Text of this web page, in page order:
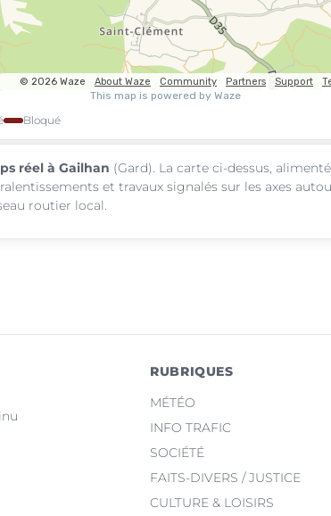
Bloqué
réel à Gailhan (Gard). La carte ci-dessus,
et travaux signalés sur les axes
routier local.
RUBRIQUES
MÉTÉO
INFO TRAFIC
SOCIÉTÉ
FAITS-DIVERS / JUSTICE
CULTURE & LOISIRS